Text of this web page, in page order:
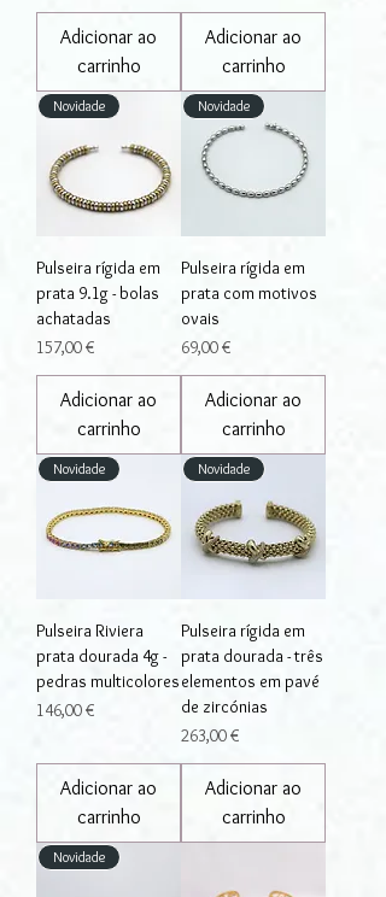
Adicionar ao
carrinho
Adicionar ao
carrinho
Novidade
Pulseira rígida em
prata 9.1g - bolas
achatadas
Preço
157,00 €
Adicionar ao
carrinho
Novidade
Pulseira rígida em
prata com motivos
ovais
Preço
69,00 €
Adicionar ao
carrinho
Novidade
Pulseira Riviera
prata dourada 4g -
pedras multicolores
Preço
146,00 €
Adicionar ao
carrinho
Novidade
Pulseira rígida em
prata dourada - três
elementos em pavé
de zircónias
Preço
263,00 €
Adicionar ao
carrinho
Novidade